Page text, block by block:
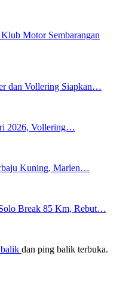
Motor Sembarangan
dan Vollering Siapkan…
2026, Vollering…
Kuning, Marlen…
Break 85 Km, Rebut…
dan ping balik terbuka.